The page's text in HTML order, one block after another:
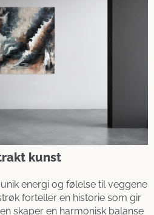
kunst
energi og følelse til veggene
forteller en historie som gir
skaper en harmonisk balanse